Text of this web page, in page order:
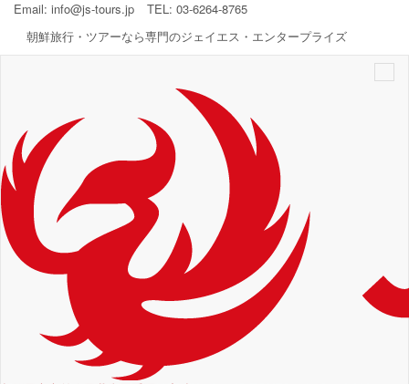
Email: info@js-tours.jp
TEL: 03-6264-8765
朝鮮旅行・ツアーなら専門のジェイエス・エンタープライズ